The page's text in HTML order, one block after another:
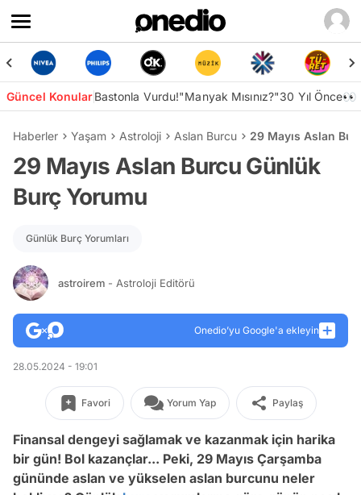
Güncel KonularBastonla Vurdu!"Manyak Mısınız?"30 Yıl Önce👀
Haberler Yaşam Astroloji Aslan Burcu 29 Mayıs Aslan
29 Mayıs Aslan Burcu Günlük
Burç Yorumu
Günlük Burç Yorumları
astroirem - Astroloji Editörü
Onedio’yu Google'a ekleyin
28.05.2024 - 19:01
Favori Yorum Yap Paylaş
Finansal dengeyi sağlamak ve kazanmak için harika
bir gün! Bol kazançlar... Peki, 29 Mayıs Çarşamba
gününde aslan ve yükselen aslan burcunu neler